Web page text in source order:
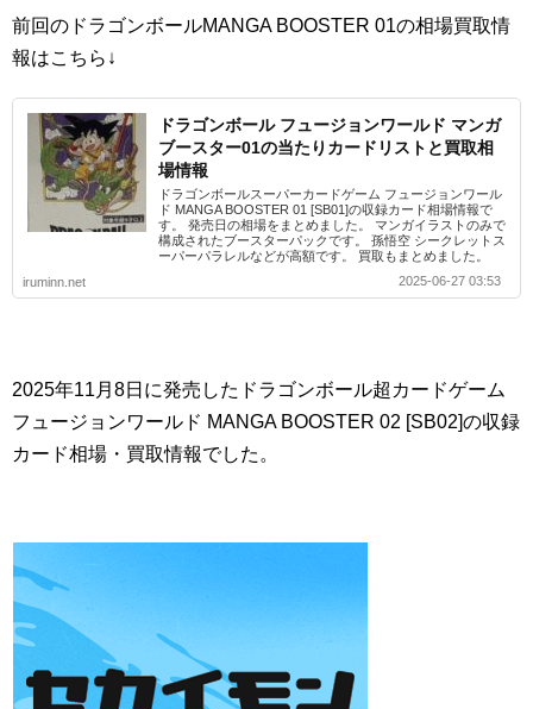
前回のドラゴンボールMANGA BOOSTER 01の相場買取情
報はこちら↓
ドラゴンボール フュージョンワールド マンガ
ブースター01の当たりカードリストと買取相
場情報
ドラゴンボールスーパーカードゲーム フュージョンワール
ド MANGA BOOSTER 01 [SB01]の収録カード相場情報で
す。 発売日の相場をまとめました。 マンガイラストのみで
構成されたブースターパックです。 孫悟空 シークレットス
ーパーパラレルなどが高額です。 買取もまとめました。
iruminn.net
2025-06-27 03:53
2025年11月8日に発売したドラゴンボール超カードゲーム
フュージョンワールド MANGA BOOSTER 02 [SB02]の収録
カード相場・買取情報でした。